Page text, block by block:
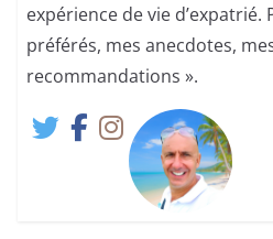
expérience de vie
préférés, mes anecdotes,
recommandations ».